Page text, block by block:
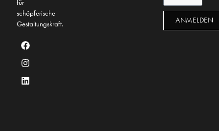
für
schöpferische
Gestaltungskraft.
ANMELDEN